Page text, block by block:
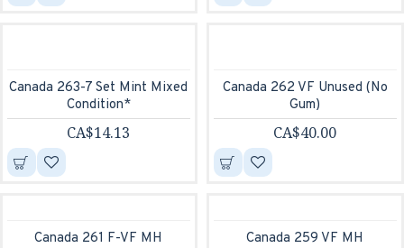
Canada 263-7 Set Mint Mixed
Condition*
CA$14.13
Canada 262 VF Unused (No
Gum)
CA$40.00
Canada 261 F-VF MH Canada 259 VF MH